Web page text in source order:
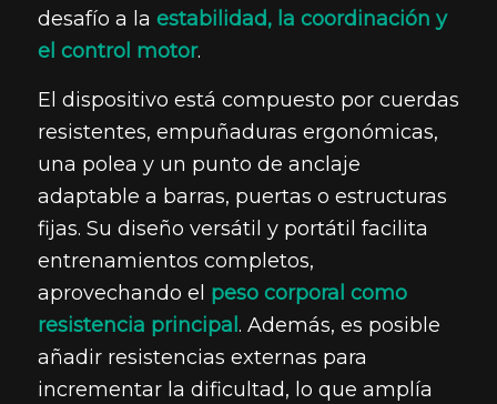
desafío a la estabilidad, la coordinación y
el control motor.
El dispositivo está compuesto por cuerdas
resistentes, empuñaduras ergonómicas,
una polea y un punto de anclaje
adaptable a barras, puertas o estructuras
fijas. Su diseño versátil y portátil facilita
entrenamientos completos,
aprovechando el peso corporal como
resistencia principal . Además, es posible
añadir resistencias externas para
incrementar la dificultad, lo que amplía